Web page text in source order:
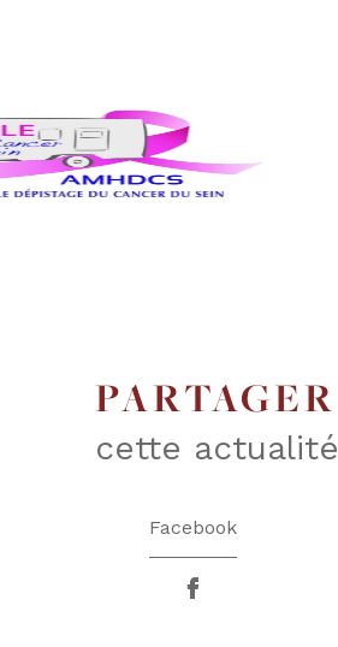
PARTAGER
cette actualité
Facebook